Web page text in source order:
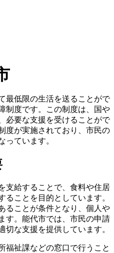
最低限の生活を送ることがで
制度です。この制度は、国や
必要な支援を受けることがで
度が実施されており、市民の
っています。
支給することで、食料や住居
ることを目的としています。
ることが条件となり、個人や
す。能代市では、市民の申請
切な支援を提供しています。
福祉課などの窓口で行うこと